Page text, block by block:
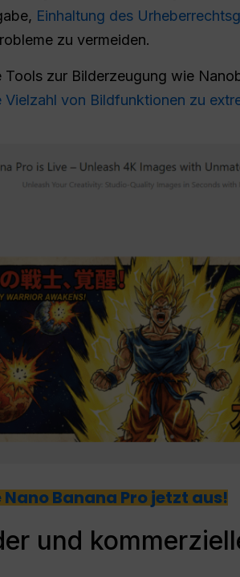
Einhaltung des
zu vermeiden.
Tools zur Bilderzeugung wie
Vielzahl von Bildfunktionen zu
Nano Banana Pro jetzt aus!
und